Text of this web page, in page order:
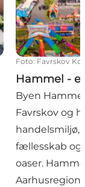
Foto: Favrskov
Hammel -
Byen
Favrskov og
fællesskab og
oaser.